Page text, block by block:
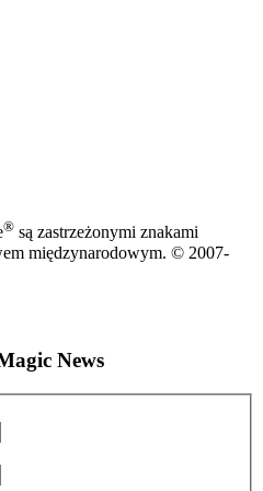
® są zastrzeżonymi znakami
międzynarodowym. © 2007-
News